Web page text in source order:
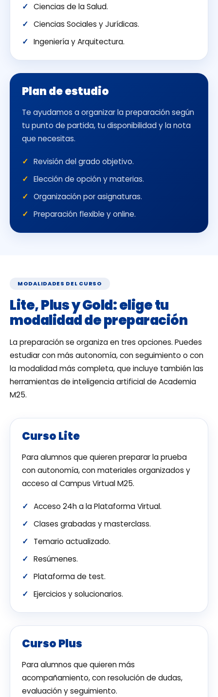
Ciencias de la Salud.
Ciencias Sociales y Jurídicas.
Ingeniería y Arquitectura.
Plan de estudio
Te ayudamos a organizar la preparación según
tu punto de partida, tu disponibilidad y la nota
que necesitas.
Revisión del grado objetivo.
Elección de opción y materias.
Organización por asignaturas.
Preparación flexible y online.
MODALIDADES DEL CURSO
Lite, Plus y Gold: elige tu
modalidad de preparación
La preparación se organiza en tres opciones. Puedes
estudiar con más autonomía, con seguimiento o con
la modalidad más completa, que incluye también las
herramientas de inteligencia artificial de Academia
M25.
Curso Lite
Para alumnos que quieren preparar la prueba
con autonomía, con materiales organizados y
acceso al Campus Virtual M25.
Acceso 24h a la Plataforma Virtual.
Clases grabadas y masterclass.
Temario actualizado.
Resúmenes.
Plataforma de test.
Ejercicios y solucionarios.
Curso Plus
Para alumnos que quieren más
acompañamiento, con resolución de dudas,
evaluación y seguimiento.